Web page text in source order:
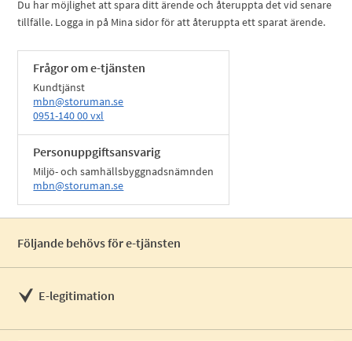
Du har möjlighet att spara ditt ärende och återuppta det vid senare
tillfälle. Logga in på Mina sidor för att återuppta ett sparat ärende.
Frågor om e-tjänsten
Kundtjänst
mbn@storuman.se
0951-140 00 vxl
Personuppgiftsansvarig
Miljö- och samhällsbyggnadsnämnden
mbn@storuman.se
Följande behövs för e-tjänsten
E-legitimation